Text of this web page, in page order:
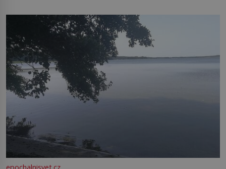
Boskovice na okraji Drahanské vrchoviny vznikla někdy
ve13. století, a už v roce 1313 kronikáři zaznamenali